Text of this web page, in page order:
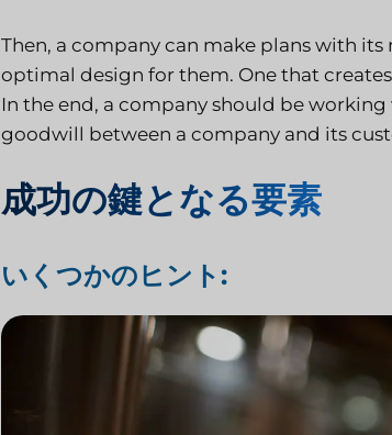
Then, a company can make plans with
optimal design for them. One that
In the end, a company should be
goodwill between a company and its
成功の鍵となる要素
いくつかのヒント: